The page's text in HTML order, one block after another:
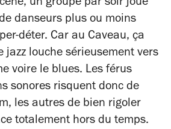
un groupe par soir joue
danseurs plus ou moins
déter. Car au Caveau, ça
jazz louche sérieusement vers
voire le blues. Les férus
sonores risquent donc de
les autres de bien rigoler
totalement hors du temps.